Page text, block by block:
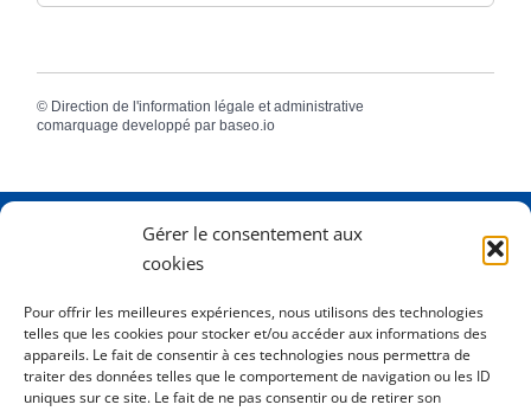
Gérer le consentement aux
cookies
Pour offrir les meilleures expériences, nous utilisons des technologies
telles que les cookies pour stocker et/ou accéder aux informations des
appareils. Le fait de consentir à ces technologies nous permettra de
traiter des données telles que le comportement de navigation ou les ID
uniques sur ce site. Le fait de ne pas consentir ou de retirer son
© Direction de l'information légale et administrative
comarquage developpé par baseo.io
2 Rue Dame Pernette
Horaires
Lundi de 8h15 à 12h
Mardi de 8h15 à 12h
Mercredi 8h15 à 12h